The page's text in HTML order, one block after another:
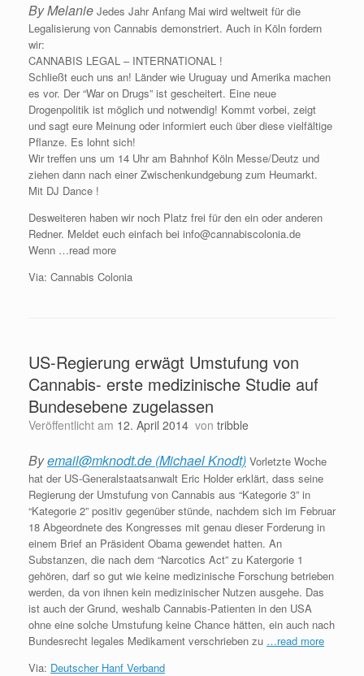
By Melanie Jedes Jahr Anfang Mai wird weltweit für die
Legalisierung von Cannabis demonstriert. Auch in Köln fordern
wir:
CANNABIS LEGAL – INTERNATIONAL !
Schließt euch uns an! Länder wie Uruguay und Amerika machen
es vor. Der “War on Drugs” ist gescheitert. Eine neue
Drogenpolitik ist möglich und notwendig! Kommt vorbei, zeigt
und sagt eure Meinung oder informiert euch über diese vielfältige
Pflanze. Es lohnt sich!
Wir treffen uns um 14 Uhr am Bahnhof Köln Messe/Deutz und
ziehen dann nach einer Zwischenkundgebung zum Heumarkt.
Mit DJ Dance !
Desweiteren haben wir noch Platz frei für den ein oder anderen
Redner. Meldet euch einfach bei info@cannabiscolonia.de
Wenn …read more
Via: Cannabis Colonia
US-Regierung erwägt Umstufung von
Cannabis- erste medizinische Studie auf
Bundesebene zugelassen
Veröffentlicht am 12. April 2014 von tribble
Byemail@mknodt.de (Michael Knodt) Vorletzte Woche
hat der US-Generalstaatsanwalt Eric Holder erklärt, dass seine
Regierung der Umstufung von Cannabis aus “Kategorie 3” in
“Kategorie 2” positiv gegenüber stünde, nachdem sich im Februar
18 Abgeordnete des Kongresses mit genau dieser Forderung in
einem Brief an Präsident Obama gewendet hatten. An
Substanzen, die nach dem “Narcotics Act” zu Katergorie 1
gehören, darf so gut wie keine medizinische Forschung betrieben
werden, da von ihnen kein medizinischer Nutzen ausgehe. Das
ist auch der Grund, weshalb Cannabis-Patienten in den USA
ohne eine solche Umstufung keine Chance hätten, ein auch nach
Bundesrecht legales Medikament verschrieben zu …read more
Via: Deutscher Hanf Verband